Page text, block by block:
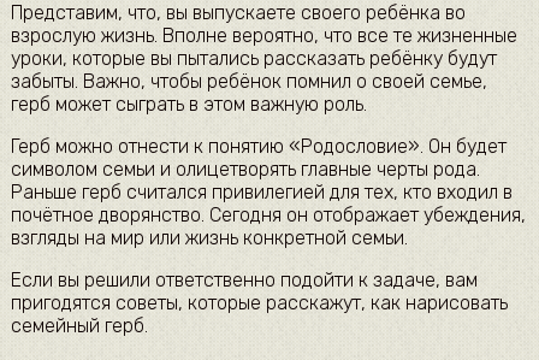
Представим, что, вы выпускаете своего ребёнка во
взрослую жизнь. Вполне вероятно, что все те жизненные
уроки, которые вы пытались рассказать ребёнку будут
забыты. Важно, чтобы ребёнок помнил о своей семье,
герб может сыграть в этом важную роль.
Герб можно отнести к понятию «Родословие». Он будет
символом семьи и олицетворять главные черты рода.
Раньше герб считался привилегией для тех, кто входил в
почётное дворянство. Сегодня он отображает убеждения,
взгляды на мир или жизнь конкретной семьи.
Если вы решили ответственно подойти к задаче, вам
пригодятся советы, которые расскажут, как нарисовать
семейный герб.